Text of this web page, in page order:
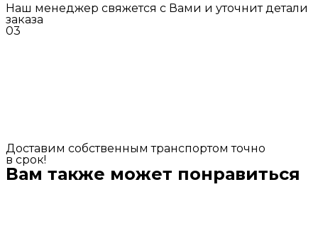
Наш менеджер свяжется с Вами и уточнит детали
заказа
03
Доставим собственным транспортом точно
в срок!
Вам также может понравиться